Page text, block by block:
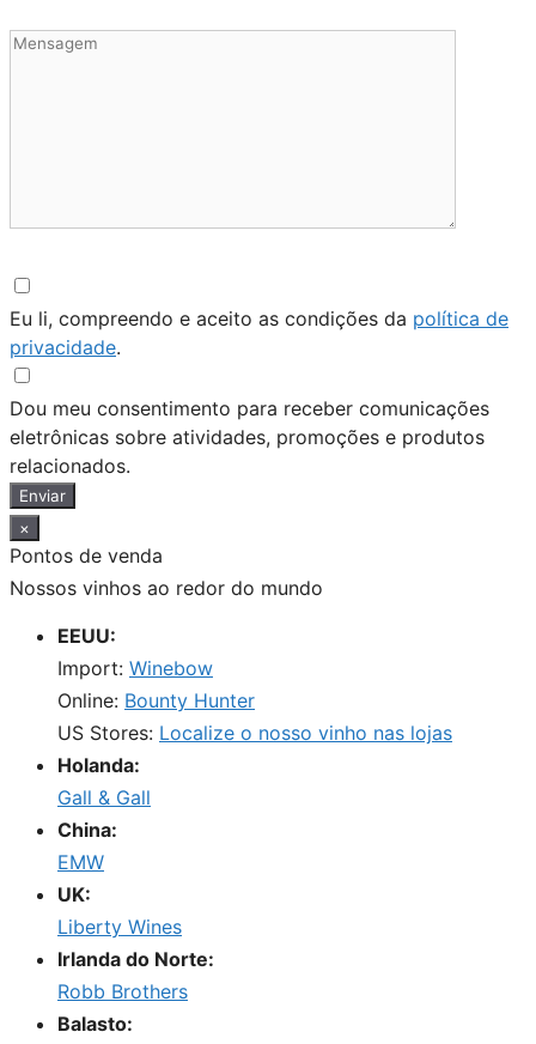
Eu li, compreendo e aceito as condições da política de
privacidade.
Dou meu consentimento para receber comunicações
eletrônicas sobre atividades, promoções e produtos
relacionados.
Enviar
×
Pontos de venda
Nossos vinhos ao redor do mundo
EEUU:
Import: Winebow
Online: Bounty Hunter
US Stores: Localize o nosso vinho nas lojas
Holanda:
Gall & Gall
China:
EMW
UK:
Liberty Wines
Irlanda do Norte:
Robb Brothers
Balasto: